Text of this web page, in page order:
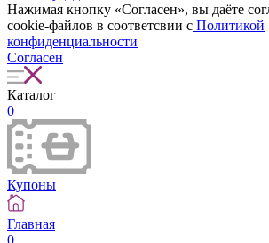
Нажимая кнопку «Согласен», вы даёте
cookie-файлов в соответсвии с Политикой
конфиденциальности
Согласен
Каталог
0
Купоны
Главная
0